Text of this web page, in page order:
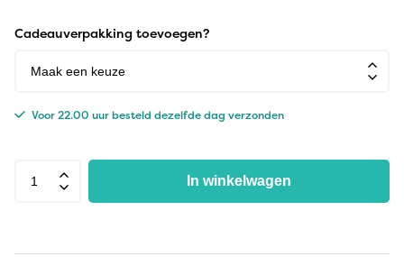
Cadeauverpakking toevoegen?
Voor 22.00 uur besteld dezelfde dag verzonden
In winkelwagen